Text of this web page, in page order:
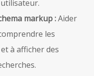
markup :Aider
les
à afficher des